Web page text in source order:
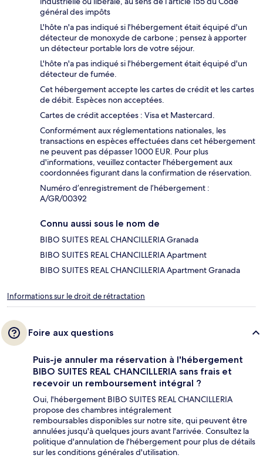
général des impôts
L'hôte n'a pas indiqué si l'hébergement était équipé d'un
détecteur de monoxyde de carbone ; pensez à apporter
un détecteur portable lors de votre séjour.
L'hôte n'a pas indiqué si l'hébergement était équipé d'un
détecteur de fumée.
Cet hébergement accepte les cartes de crédit et les cartes
de débit. Espèces non acceptées.
Cartes de crédit acceptées : Visa et Mastercard.
Conformément aux réglementations nationales, les
transactions en espèces effectuées dans cet hébergement
ne peuvent pas dépasser 1000 EUR. Pour plus
d'informations, veuillez contacter l'hébergement aux
coordonnées figurant dans la confirmation de réservation.
Numéro d’enregistrement de l’hébergement :
A/GR/00392
Connu aussi sous le nom de
BIBO SUITES REAL CHANCILLERIA Granada
BIBO SUITES REAL CHANCILLERIA Apartment
BIBO SUITES REAL CHANCILLERIA Apartment Granada
Informations sur le droit de rétractation
Foire aux questions
Puis-je annuler ma réservation à l'hébergement
BIBO SUITES REAL CHANCILLERIA sans frais et
recevoir un remboursement intégral ?
Oui, l'hébergement BIBO SUITES REAL CHANCILLERIA
propose des chambres intégralement
remboursables disponibles sur notre site, qui peuvent être
annulées jusqu'à quelques jours avant l'arrivée. Consultez la
politique d'annulation de l'hébergement pour plus de détails
sur les conditions générales d'utilisation.